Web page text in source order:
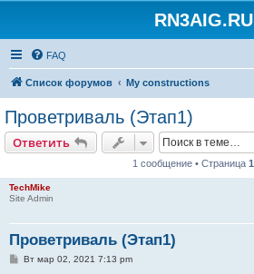
RN3AIG.RU
FAQ
Список форумов My constructions
Проветриваль (Этап1)
Ответить
1 сообщение • Страница 1
TechMike
Site Admin
Проветриваль (Этап1)
СВт мар 02, 2021 7:13 pm